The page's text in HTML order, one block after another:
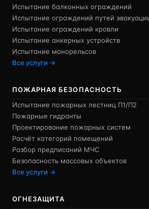
Испытание балконных ограждений
Испытание ограждений путей
Испытание ограждений кровли
Испытание анкерных устройств
Испытание монорельсов
Все услуги →
ПОЖАРНАЯ БЕЗОПАСНОСТЬ
Испытание пожарных лестниц П1/П2
Пожарные гидранты
Проектирование пожарных систем
Расчёт категорий помещений
Разбор предписаний МЧС
Безопасность массовых объектов
Все услуги →
ОГНЕЗАЩИТА